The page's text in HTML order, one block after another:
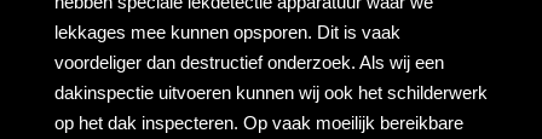
lekkages mee kunnen opsporen. Dit is vaak
voordeliger dan destructief onderzoek. Als wij een
dakinspectie uitvoeren kunnen wij ook het schilderwerk
op het dak inspecteren. Op vaak moeilijk bereikbare